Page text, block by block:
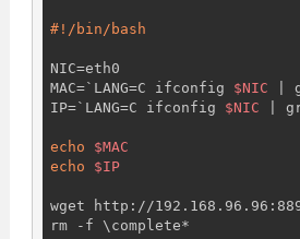
NIC=eth0
MAC=`LANG=C ifconfig $NIC |
IP=`LANG=C ifconfig $NIC |
echo
$MAC
echo
$IP
wget http://